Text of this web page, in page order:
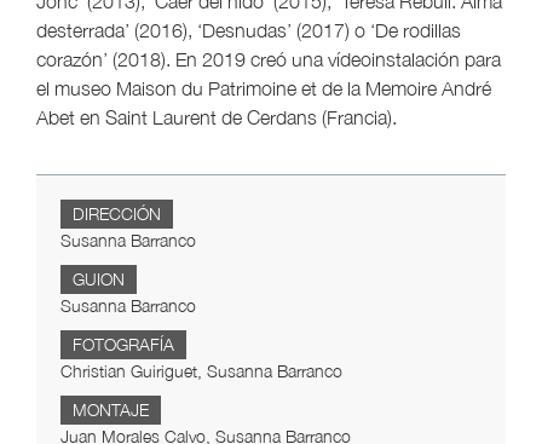
desterrada’ (2016), ‘Desnudas’ (2017) o ‘De rodillas
corazón’ (2018). En 2019 creó una vídeoinstalación para
el museo Maison du Patrimoine et de la Memoire André
Abet en Saint Laurent de Cerdans (Francia).
DIRECCIÓN
Susanna Barranco
GUION
Susanna Barranco
FOTOGRAFÍA
Christian Guiriguet, Susanna Barranco
MONTAJE
Juan Morales Calvo, Susanna Barranco